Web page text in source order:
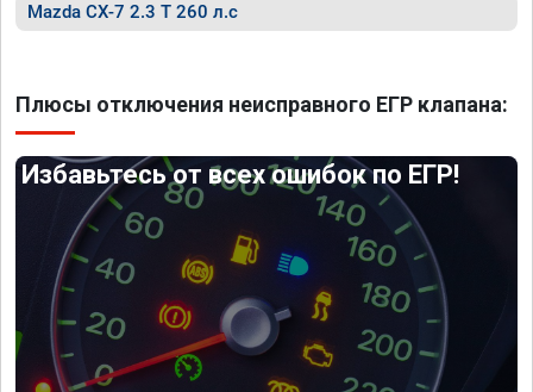
Mazda CX-7 2.3 T 260 л.с
Плюсы отключения неисправного ЕГР клапана:
Избавьтесь от всех ошибок по ЕГР!